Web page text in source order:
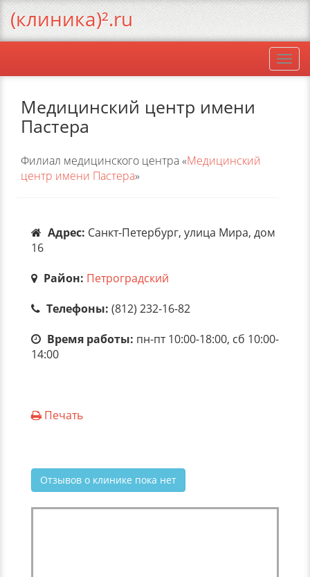
Медицинский центр имени
Пастера
Филиал медицинского центра «Медицинский
центр имени Пастера»
Адрес: Санкт-Петербург, улица Мира, дом
16
Район: Петроградский
Телефоны: (812) 232-16-82
Время работы: пн-пт 10:00-18:00, сб 10:00-
14:00
Печать
Отзывов о клинике пока нет
(клиника)².ru